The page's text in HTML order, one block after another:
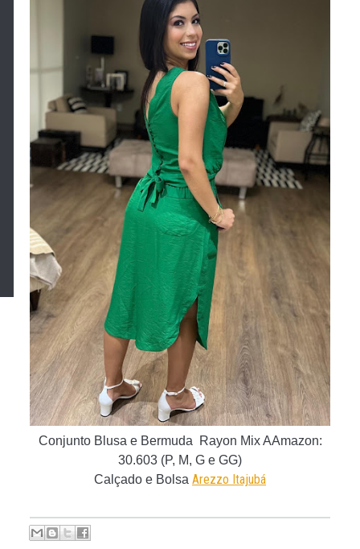
Conjunto Blusa e Bermuda Rayon Mix AAmazon:
30.603 (P, M, G e GG)
Calçado e Bolsa Arezzo Itajubá